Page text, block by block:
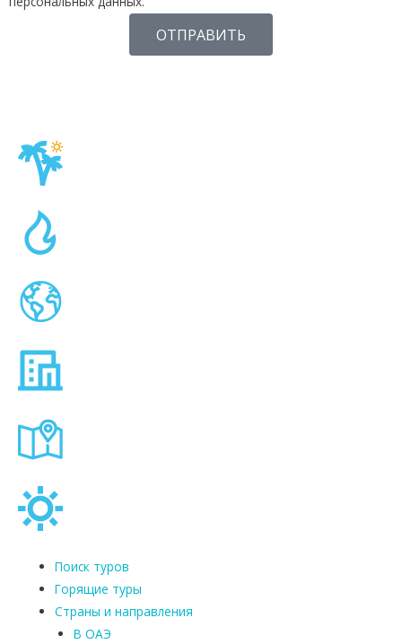
ОТПРАВИТЬ
Поиск туров
Горящие туры
Страны и направления
В ОАЭ